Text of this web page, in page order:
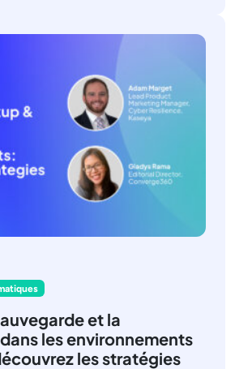
et la
les environnements
les stratégies